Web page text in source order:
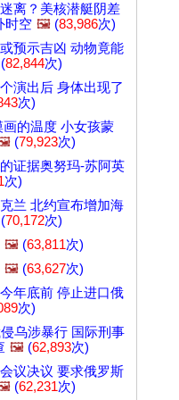
离？美核潜艇阴差
时空 🖼️ (83,986次)
预示吉凶 动物竟能
(82,844次)
演出后 身体出现了
次)
画的温度 小女孩蒙
(79,923次)
证据奥努玛-苏阿英
次)
兰 北约宣布增加海
(70,172次)
🖼️ (63,811次)
🖼️ (63,627次)
年底前 停止进口俄
次)
乌涉暴行 国际刑事
🖼️ (62,893次)
议决议 要求俄罗斯
(62,231次)